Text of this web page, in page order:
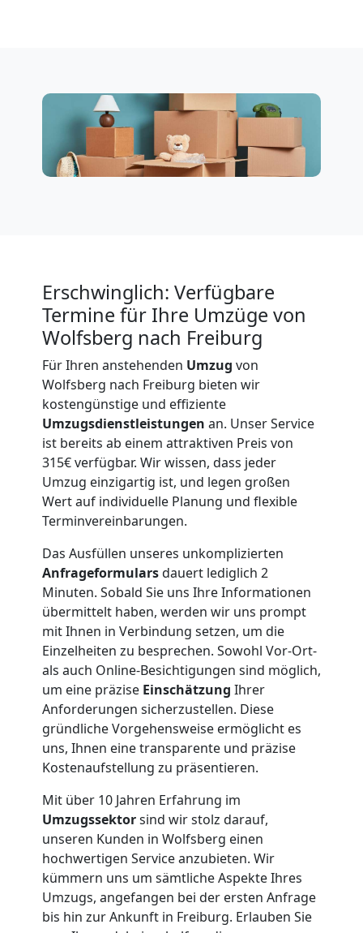
Erschwinglich: Verfügbare
Termine für Ihre Umzüge von
Wolfsberg nach Freiburg
Für Ihren anstehenden Umzug von
Wolfsberg nach Freiburg bieten wir
kostengünstige und effiziente
Umzugsdienstleistungen an. Unser Service
ist bereits ab einem attraktiven Preis von
315€ verfügbar. Wir wissen, dass jeder
Umzug einzigartig ist, und legen großen
Wert auf individuelle Planung und flexible
Terminvereinbarungen.
Das Ausfüllen unseres unkomplizierten
Anfrageformularsdauert lediglich 2
Minuten. Sobald Sie uns Ihre Informationen
übermittelt haben, werden wir uns prompt
mit Ihnen in Verbindung setzen, um die
Einzelheiten zu besprechen. Sowohl Vor-Ort-
als auch Online-Besichtigungen sind möglich,
um eine präzise Einschätzung Ihrer
Anforderungen sicherzustellen. Diese
gründliche Vorgehensweise ermöglicht es
uns, Ihnen eine transparente und präzise
Kostenaufstellung zu präsentieren.
Mit über 10 Jahren Erfahrung im
Umzugssektorsind wir stolz darauf,
unseren Kunden in Wolfsberg einen
hochwertigen Service anzubieten. Wir
kümmern uns um sämtliche Aspekte Ihres
Umzugs, angefangen bei der ersten Anfrage
bis hin zur Ankunft in Freiburg. Erlauben Sie
Möbeltransport
National
Möbeltransport
Beiladung
National
Beiladung
International
Internationaler
Umzug
Nationaler
Umzug